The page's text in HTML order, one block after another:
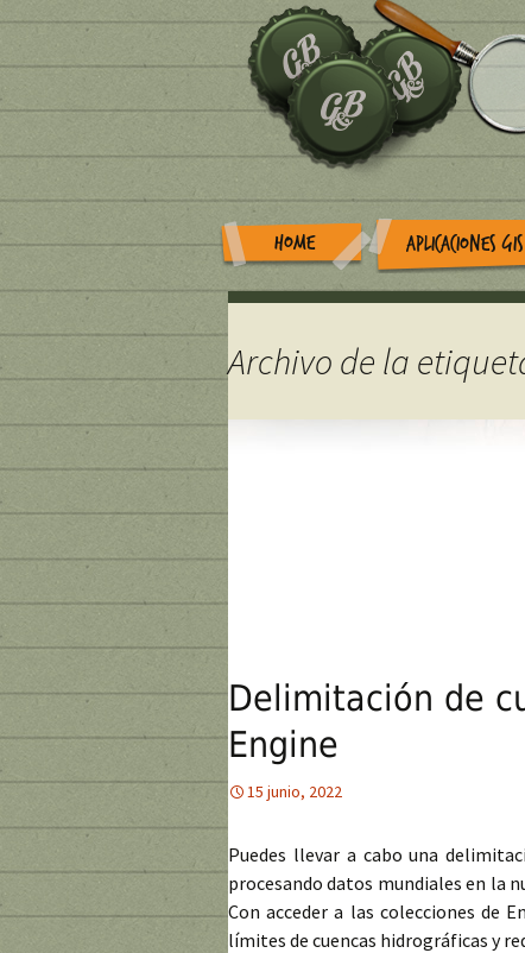
HOME APLICACIONES GIS
Archivo de la
Delimitación de
Engine
15 junio, 2022
Puedes llevar a cabo una
procesando datos mundiales en la
Con acceder a las colecciones de
límites de cuencas hidrográficas y